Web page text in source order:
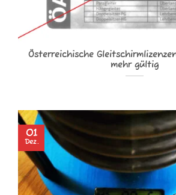
Österreichische
mehr gültig
01
Dez.